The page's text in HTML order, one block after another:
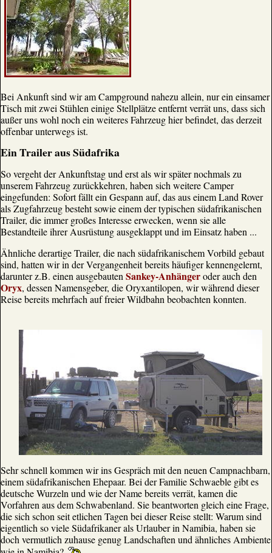
Bei Ankunft sind wir am Campground nahezu allein, nur ein einsamer
Tisch mit zwei Stühlen einige Stellplätze entfernt verrät uns, dass sich
außer uns wohl noch ein weiteres Fahrzeug hier befindet, das derzeit
offenbar unterwegs ist.
Ein Trailer aus Südafrika
So vergeht der Ankunftstag und erst als wir später nochmals zu
unserem Fahrzeug zurückkehren, haben sich weitere Camper
eingefunden: Sofort fällt ein Gespann auf, das aus einem Land Rover
als Zugfahrzeug besteht sowie einem der typischen südafrikanischen
Trailer, die immer großes Interesse erwecken, wenn sie alle
Bestandteile ihrer Ausrüstung ausgeklappt und im Einsatz haben ...
Ähnliche derartige Trailer, die nach südafrikanischem Vorbild gebaut
sind, hatten wir in der Vergangenheit bereits häufiger kennengelernt,
darunter z.B. einen ausgebauten Sankey-Anhängeroder auch den
Oryx, dessen Namensgeber, die Oryxantilopen, wir während dieser
Reise bereits mehrfach auf freier Wildbahn beobachten konnten.
Sehr schnell kommen wir ins Gespräch mit den neuen Campnachbarn,
einem südafrikanischen Ehepaar. Bei der Familie Schwaeble gibt es
deutsche Wurzeln und wie der Name bereits verrät, kamen die
Vorfahren aus dem Schwabenland. Sie beantworten gleich eine Frage,
die sich schon seit etlichen Tagen bei dieser Reise stellt: Warum sind
eigentlich so viele Südafrikaner als Urlauber in Namibia, haben sie
doch vermutlich zuhause genug Landschaften und ähnliches Ambiente